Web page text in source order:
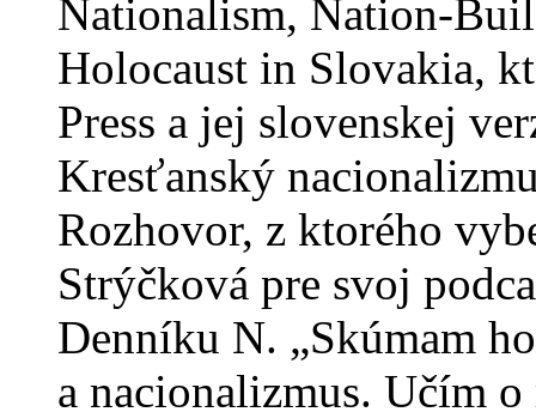
Nationalism, Nation-
Holocaust in Slovakia,
Press a jej slovenskej
Kresťanský
Rozhovor, z ktorého
Strýčková pre svoj
Denníku N. „Skúmam
a nacionalizmus. Učím